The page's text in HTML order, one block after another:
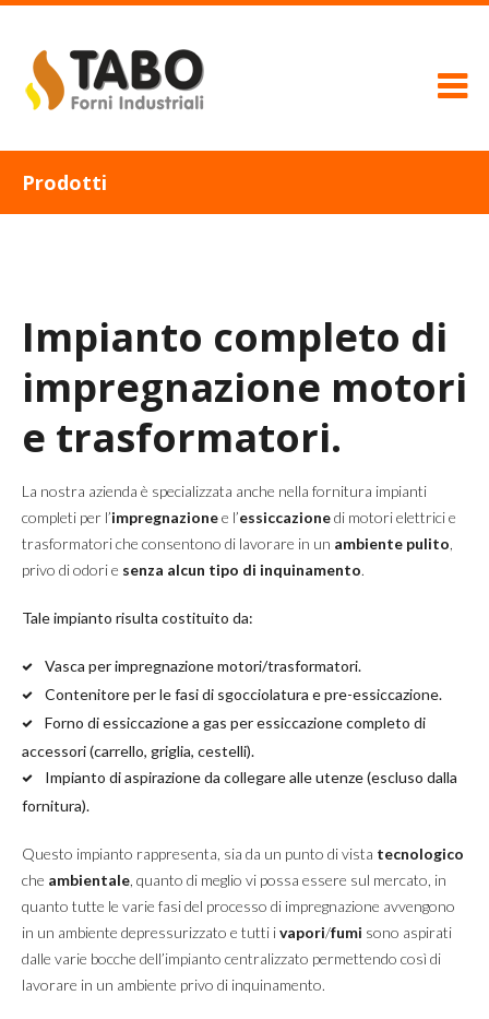
Prodotti
Impianto completo di
impregnazione motori
e trasformatori.
La nostra azienda è specializzata anche nella fornitura impianti
completi per l’impregnazionee l’essiccazionedi motori elettrici e
trasformatori che consentono di lavorare in un ambiente pulito
privo di odori e senza alcun tipo di inquinamento.
Tale impianto risulta costituito da:
Vasca per impregnazione motori/trasformatori.
Contenitore per le fasi di sgocciolatura e pre-essiccazione.
Forno di essiccazione a gas per essiccazione completo di
accessori (carrello, griglia, cestelli).
Impianto di aspirazione da collegare alle utenze (escluso dalla
fornitura).
Questo impianto rappresenta, sia da un punto di vista tecnologico
che ambientale , quanto di meglio vi possa essere sul mercato, in
quanto tutte le varie fasi del processo di impregnazione avvengono
in un ambiente depressurizzato e tutti ivapori/fumi sono aspirati
dalle varie bocche dell’impianto centralizzato permettendo così di
lavorare in un ambiente privo di inquinamento.